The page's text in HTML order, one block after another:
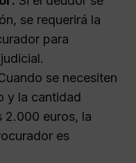
se requerirá la
para
se necesiten
y la cantidad
2.000 euros, la
es